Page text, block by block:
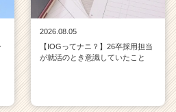
2026.08.05
【IOGってナニ？】26卒採用担当
が就活のとき意識していたこと